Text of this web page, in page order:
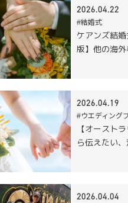
2026.04.22
#結婚式
ケアンズ結
版】他の海
2026.04.19
#ウエディン
【オースト
ら伝えたい
2026.04.04